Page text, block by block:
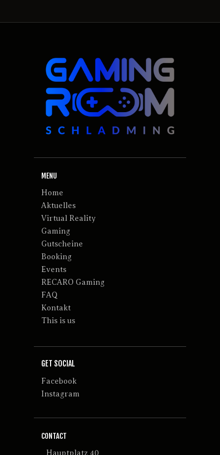
MENU
Home
Aktuelles
Virtual Reality
Gaming
Gutscheine
Booking
Events
RECARO Gaming
FAQ
Kontakt
This is us
GET SOCIAL
Facebook
Instagram
CONTACT